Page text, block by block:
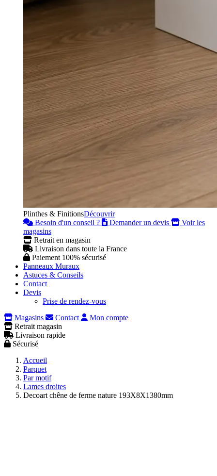
Plinthes & FinitionsDécouvrir
Besoin d'un conseil ?
Demander un devis
Voir les
magasins
Retrait en magasin
Livraison dans toute la France
Paiement 100% sécurisé
Panneaux Muraux
Astuces & Conseils
Contact
Devis
Prise de rendez-vous
Magasins
Contact
Mon compte
Retrait magasin
Livraison rapide
Sécurisé
Accueil
Parquet
Par motif
Lames droites
Decoart chêne de ferme nature 193X8X1380mm